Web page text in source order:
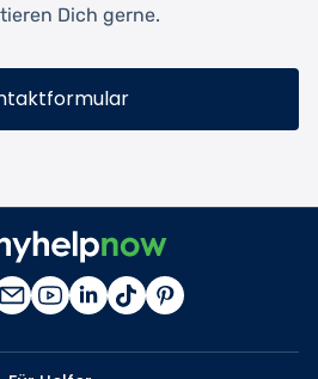
Dich gerne.